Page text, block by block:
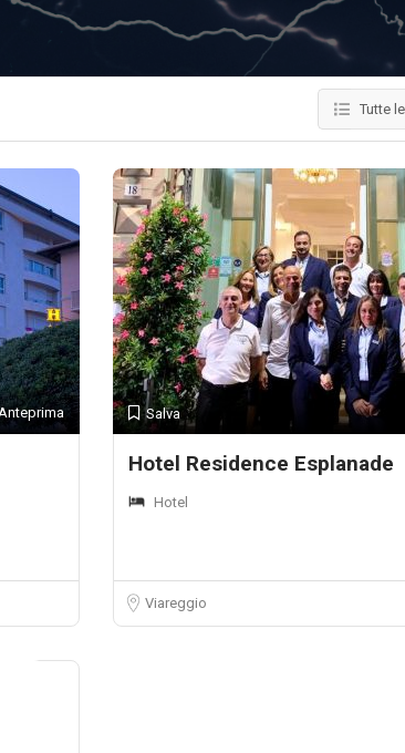
Tutte
Salva
Hotel Residence Esplanade
Hotel
Viareggio